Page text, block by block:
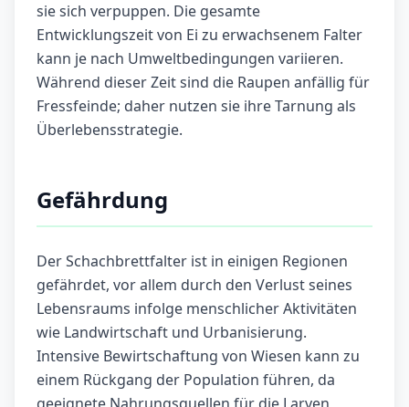
sie sich verpuppen. Die gesamte
Entwicklungszeit von Ei zu erwachsenem Falter
kann je nach Umweltbedingungen variieren.
Während dieser Zeit sind die Raupen anfällig für
Fressfeinde; daher nutzen sie ihre Tarnung als
Überlebensstrategie.
Gefährdung
Der Schachbrettfalter ist in einigen Regionen
gefährdet, vor allem durch den Verlust seines
Lebensraums infolge menschlicher Aktivitäten
wie Landwirtschaft und Urbanisierung.
Intensive Bewirtschaftung von Wiesen kann zu
einem Rückgang der Population führen, da